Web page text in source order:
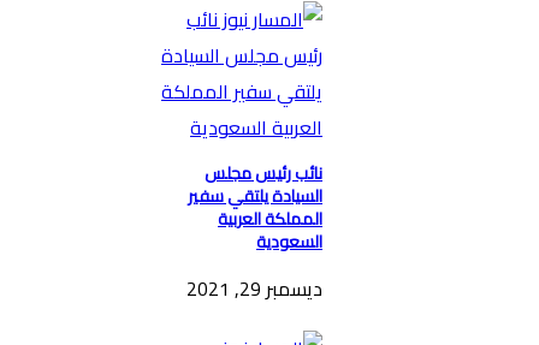
نائب رئيس مجلس
السيادة يلتقي سفير
المملكة العربية
السعودية
ديسمبر 29, 2021